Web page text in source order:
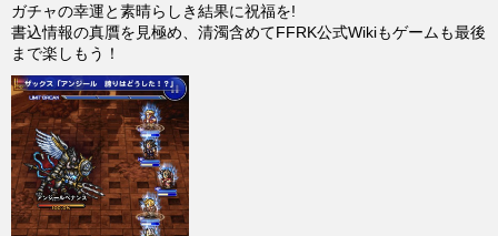
ガチャの幸運と素晴らしき結果に祝福を!
書込情報の真贋を見極め、清濁含めてFFRK公式Wikiもゲームも最後
まで楽しもう！